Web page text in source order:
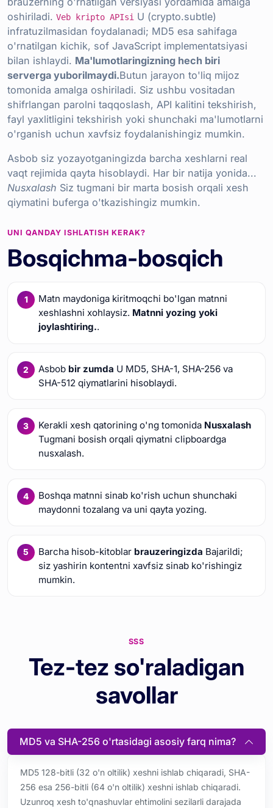
oshiriladi. Veb kripto APIsi U (crypto.subtle)
infratuzilmasidan foydalanadi; MD5 esa sahifaga
o'rnatilgan kichik, sof JavaScript implementatsiyasi
bilan ishlaydi. Ma'lumotlaringizning hech biri
serverga yuborilmaydi.Butun jarayon to'liq mijoz
tomonida amalga oshiriladi. Siz ushbu vositadan
shifrlangan parolni taqqoslash, API kalitini tekshirish,
fayl yaxlitligini tekshirish yoki shunchaki ma'lumotlarni
o'rganish uchun xavfsiz foydalanishingiz mumkin.
Asbob siz yozayotganingizda barcha xeshlarni real
vaqt rejimida qayta hisoblaydi. Har bir natija yonida...
Nusxalash Siz tugmani bir marta bosish orqali xesh
qiymatini buferga o'tkazishingiz mumkin.
UNI QANDAY ISHLATISH KERAK?
Bosqichma-bosqich
Matn maydoniga kiritmoqchi bo'lgan matnni
xeshlashni xohlaysiz. Matnni yozing yoki
joylashtiring..
Asbob bir zumda U MD5, SHA-1, SHA-256 va
SHA-512 qiymatlarini hisoblaydi.
Kerakli xesh qatorining o'ng tomonida Nusxalash
Tugmani bosish orqali qiymatni clipboardga
nusxalash.
Boshqa matnni sinab ko'rish uchun shunchaki
maydonni tozalang va uni qayta yozing.
Barcha hisob-kitoblar brauzeringizda Bajarildi;
siz yashirin kontentni xavfsiz sinab ko'rishingiz
mumkin.
SSS
Tez-tez so'raladigan
savollar
MD5 va SHA-256 o'rtasidagi asosiy farq nima?
MD5 128-bitli (32 o'n oltilik) xeshni ishlab chiqaradi, SHA-
256 esa 256-bitli (64 o'n oltilik) xeshni ishlab chiqaradi.
Uzunroq xesh to'qnashuvlar ehtimolini sezilarli darajada